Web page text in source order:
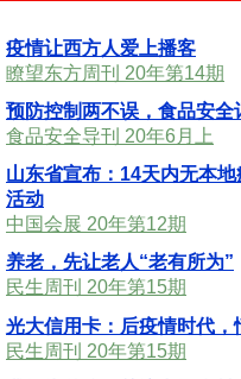
疫情让西方人爱上播客
瞭望东方周刊 20年第14期
预防控制两不误，食品安全
食品安全导刊 20年6月上
山东省宣布：14天内无本
活动
中国会展 20年第12期
养老，先让老人“老有所为”
民生周刊 20年第15期
光大信用卡：后疫情时代，
民生周刊 20年第15期